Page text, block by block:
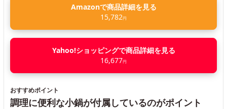
Amazonで商品詳細を見る
15,782円
Yahoo!ショッピングで商品詳細を見る
16,677円
おすすめポイント
調理に便利な小鍋が付属しているのがポイント